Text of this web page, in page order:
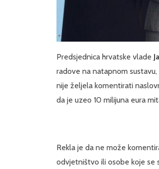
Predsjednica hrvatske vlade
radove na natapnom
nije željela komentirati
da je uzeo 10 milijuna eura
Rekla je da ne može
odvjetništvo ili osobe koje se